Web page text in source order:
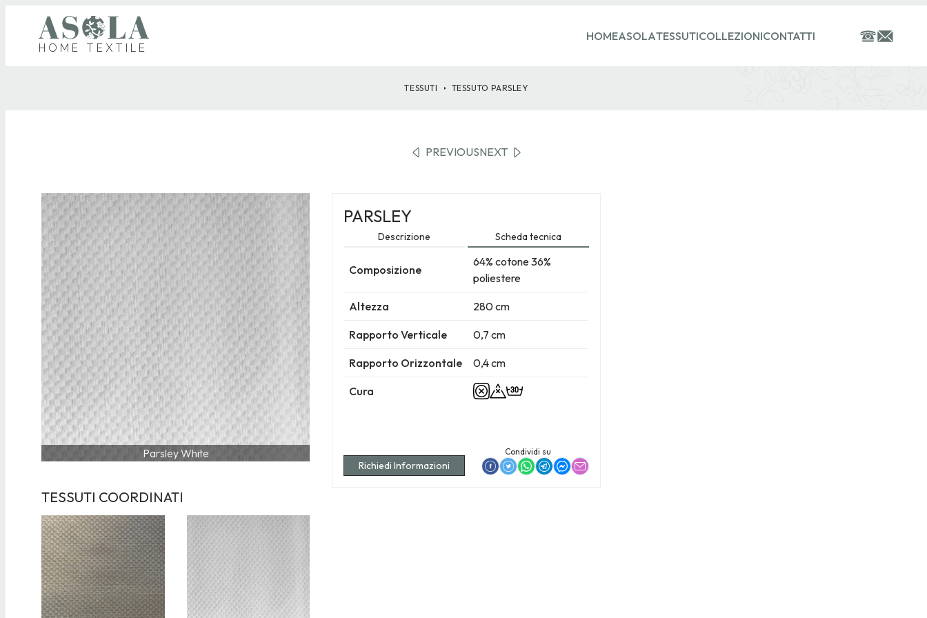
HOME TEXTILE
HOMEASOLATESSUTICOLLEZIONICONTATTI
TESSUTI TESSUTOPARSLEY
PREVIOUSNEXT
Parsley White
PARSLEY
Descrizione Scheda tecnica
Composizione
64% cotone 36%
poliestere
Altezza 280 cm
Rapporto Verticale 0,7 cm
Rapporto Orizzontale 0,4 cm
Cura
Richiedi Informazioni
Condividi su
TESSUTI COORDINATI